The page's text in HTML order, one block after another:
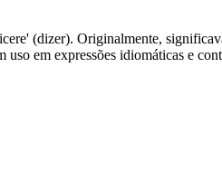
(dizer). Originalmente,
em expressões idiomáticas e